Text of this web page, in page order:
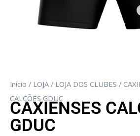
Início / LOJA / LOJA DOS CLUBES /
CALÇÕES GDUC
CAXIENSES
GDUC